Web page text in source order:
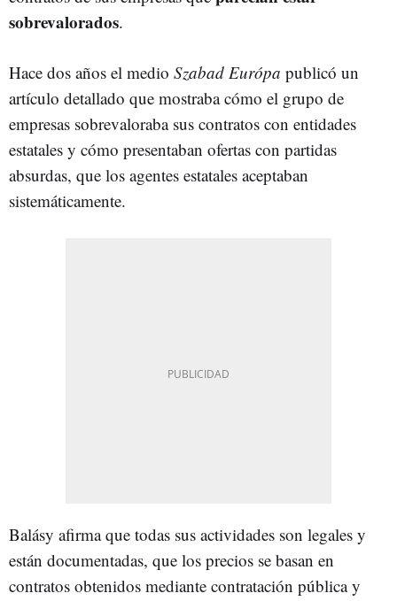
sobrevalorados.
Hace dos años el medio Szabad Európa publicó un
artículo detallado que mostraba cómo el grupo de
empresas sobrevaloraba sus contratos con entidades
estatales y cómo presentaban ofertas con partidas
absurdas, que los agentes estatales aceptaban
sistemáticamente.
Balásy afirma que todas sus actividades son legales y
están documentadas, que los precios se basan en
contratos obtenidos mediante contratación pública y